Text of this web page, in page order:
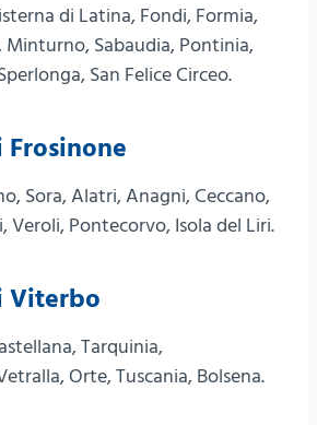
di Latina, Fondi, Formia,
Minturno, Sabaudia, Pontinia,
San Felice Circeo.
Sora, Alatri, Anagni, Ceccano,
Veroli, Pontecorvo, Isola del Liri.
Viterbo
Tarquinia,
Orte, Tuscania, Bolsena.